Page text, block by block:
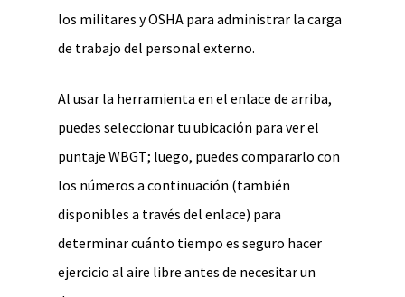
los militares y OSHA para administrar la carga
de trabajo del personal externo.
Al usar la herramienta en el enlace de arriba,
puedes seleccionar tu ubicación para ver el
puntaje WBGT; luego, puedes compararlo con
los números a continuación (también
disponibles a través del enlace) para
determinar cuánto tiempo es seguro hacer
ejercicio al aire libre antes de necesitar un